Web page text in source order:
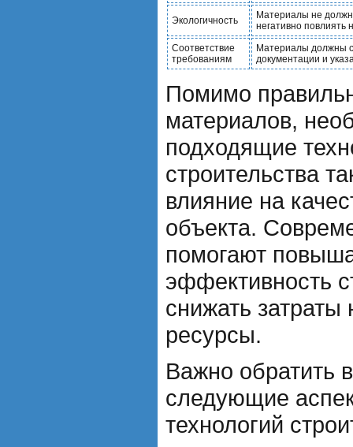
Экологичность
Материалы не
негативно повлиять
Соответствие
требованиям
Материалы должны
документации и
Помимо
материалов,
подходящие
строительства
влияние на
объекта.
помогают
эффективность
снижать
ресурсы.
Важно обратить
следующие
технологий